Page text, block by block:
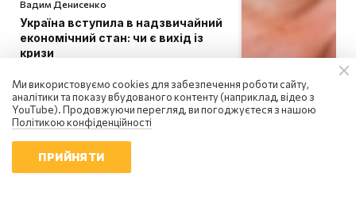
Вадим Денисенко
Україна вступила в надзвичайний
економічний стан: чи є вихід із
кризи
Ми використовуємо cookies для забезпечення роботи сайту,
аналітики та показу вбудованого контенту (наприклад, відео з
YouTube). Продовжуючи перегляд, ви погоджуєтеся з нашою
Політикою конфіденційності
ПРИЙНЯТИ